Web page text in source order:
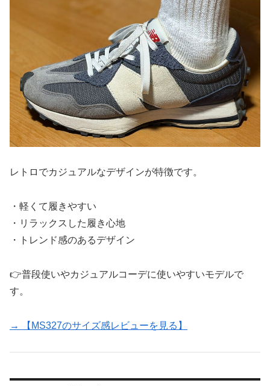
レトロでカジュアルなデザインが特徴です。
・軽くて履きやすい
・リラックスした履き心地
・トレンド感のあるデザイン
👉普段使いやカジュアルコーデに使いやすいモデルで
す。
→ 【MS327のサイズ感レビューを見る】